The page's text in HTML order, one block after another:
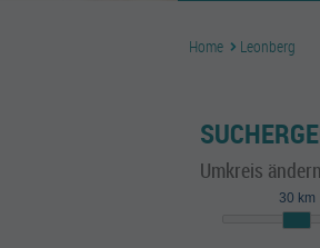
Home Leonberg
Umkreis ändern
30 km